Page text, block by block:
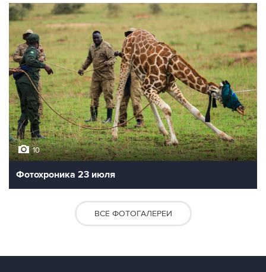
10
Фотохроника 23 июля
ВСЕ ФОТОГАЛЕРЕИ